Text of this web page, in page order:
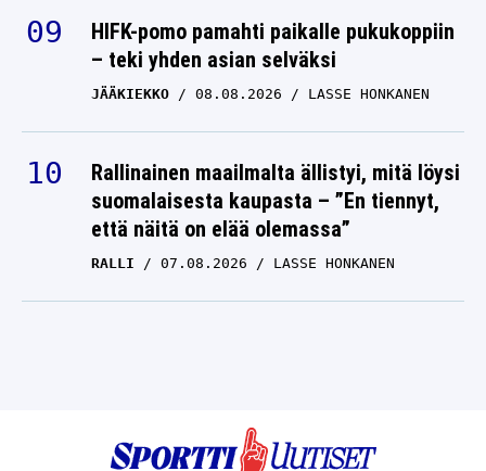
HIFK-pomo pamahti paikalle pukukoppiin
– teki yhden asian selväksi
JÄÄKIEKKO 08.08.2026 LASSE HONKANEN
Rallinainen maailmalta ällistyi, mitä löysi
suomalaisesta kaupasta – ”En tiennyt,
että näitä on elää olemassa”
RALLI 07.08.2026 LASSE HONKANEN